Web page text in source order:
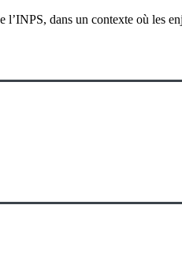
dans un contexte où les